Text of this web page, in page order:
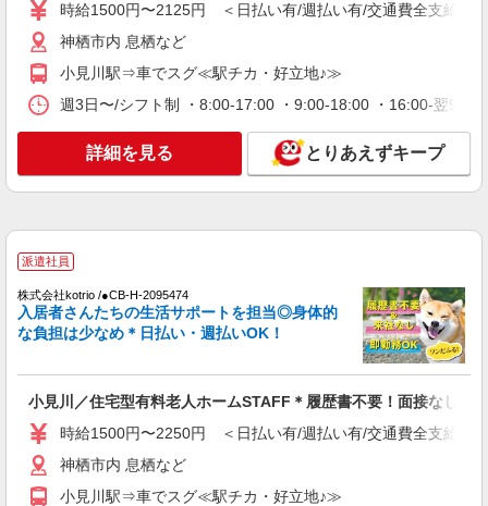
キープ 詳細を見る
株式会社kotrio /●CB-H-1273818
日収1.2万円〜☆【運転・配送】の経験がある
方優遇≪デイSTAFF≫
［時給1600〜2250円＋別途交通費全支給（ガ
ソリン代含む）］日払い・週払いOK
派遣社員
株式会社kotrio /●CB-H-2095428
小見川駅★シフト柔軟で長く働きやすいシニア
時給1500円〜2250円 ＜日払い有/週払い有/交
通費全支給(ガソリン代含む)＞
神栖市内 息栖など
キープ 詳細を見る
時給1500円〜2125円 ＜日払い有/週払い有/交通費全支給(ガ
神栖市内 息栖など
小見川駅⇒車でスグ≪駅チカ・好立地♪≫
週3日〜/シフト制 ・8:00-17:00 ・9:00-18:00 ・16:00-翌
詳細を見る とりあえずキープ
派遣社員
株式会社kotrio /●CB-H-2095474
入居者さんたちの生活サポートを担当◎身体的
な負担は少なめ＊日払い・週払いOK！
小見川／住宅型有料老人ホームSTAFF＊履歴書不要！面接なし♪
時給1500円〜2250円 ＜日払い有/週払い有/交通費全支給(ガ
神栖市内 息栖など
小見川駅⇒車でスグ≪駅チカ・好立地♪≫